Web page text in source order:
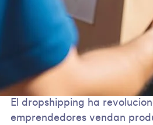
El dropshipping ha
emprendedores vendan